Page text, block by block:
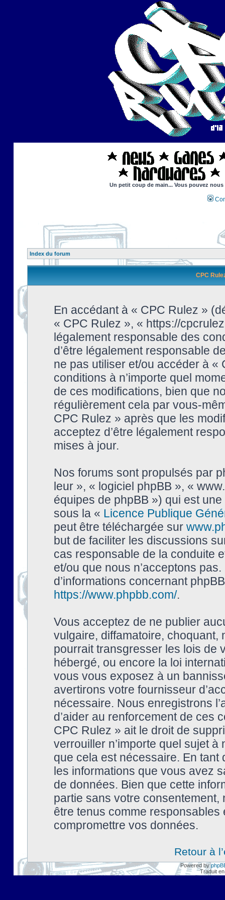
Un petit coup de main... Vous pouvez
Index du forum
CPC
En accédant à « CPC Rulez »
« CPC Rulez », « https://
légalement responsable des
d’être légalement responsable
ne pas utiliser et/ou accéder à
conditions à n’importe quel
de ces modifications, bien que
régulièrement cela par vous-
CPC Rulez » après que les
acceptez d’être légalement
mises à jour.
Nos forums sont propulsés par
leur », « logiciel phpBB », «
équipes de phpBB ») qui est
sous la « Licence Publique
peut être téléchargée sur
but de faciliter les discussions
cas responsable de la conduite
et/ou que nous n’acceptons
d’informations concernant
https://www.phpbb.com/.
Vous acceptez de ne publier
vulgaire, diffamatoire, choquant,
pourrait transgresser les lois de
hébergé, ou encore la loi
vous vous exposez à un
avertirons votre fournisseur
nécessaire. Nous enregistrons
d’aider au renforcement de ces
CPC Rulez » ait le droit de
verrouiller n’importe quel sujet à
que cela est nécessaire. En tant
les informations que vous avez
de données. Bien que cette
partie sans votre
être tenus comme
compromettre vos données.
Retour à
Powered by
Traduit